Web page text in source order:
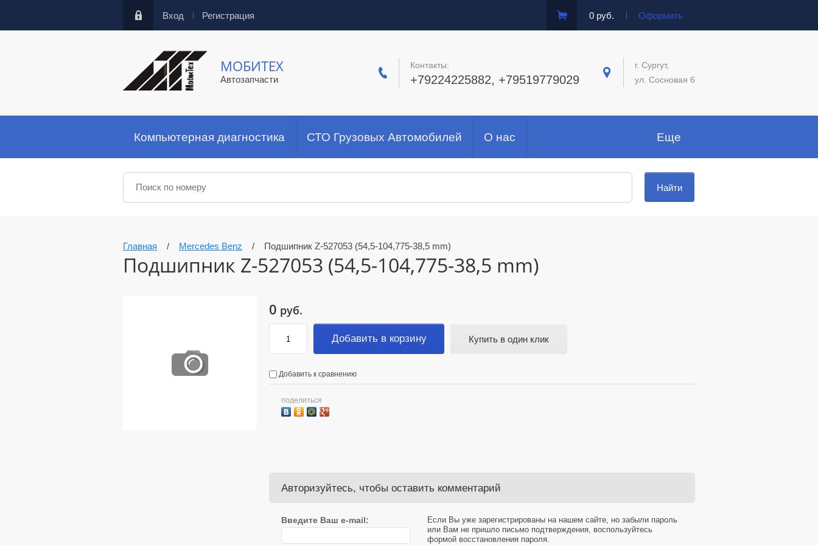
Вход Регистрация 0 руб. Оформить
МОБИТЕХ
Автозапчасти
Контакты:
+79224225882, +79519779029
г. Сургут,
ул. Сосновая 6
Компьютерная диагностика СТО Грузовых Автомобилей О нас Еще
Главная / Mercedes Benz / Подшипник Z-527053 (54,5-104,775-38,5 mm)
Подшипник Z-527053 (54,5-104,775-38,5 mm)
0 руб.
Добавить в корзину Купить в один клик
Добавить к сравнению
поделиться
Авторизуйтесь, чтобы оставить комментарий
Введите Ваш e-mail:
Если Вы уже зарегистрированы на нашем сайте, но забыли пароль
или Вам не пришло письмо подтверждения, воспользуйтесь
формой восстановления пароля.